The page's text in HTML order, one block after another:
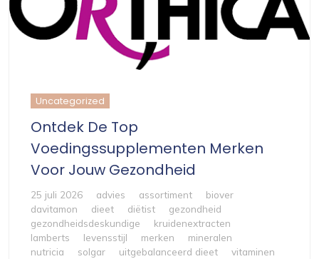
Uncategorized
Ontdek De Top
Voedingssupplementen Merken
Voor Jouw Gezondheid
25 juli 2026 advies assortiment
biover
davitamon
dieet diëtist
gezondheid
gezondheidsdeskundige
kruidenextracten
lamberts
levensstijl merken
mineralen
nutricia
solgar uitgebalanceerd dieet
vitaminen